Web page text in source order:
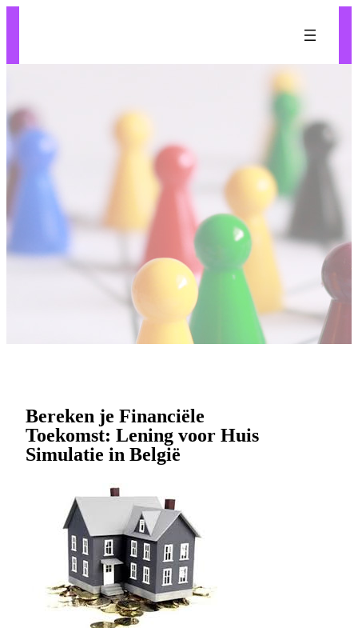
Bereken je Financiële
Toekomst: Lening voor Huis
Simulatie in België